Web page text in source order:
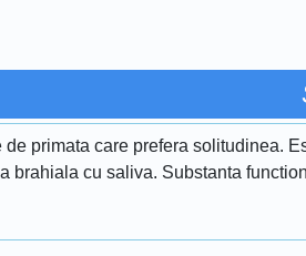
de primata care prefera solitudinea.
brahiala cu saliva. Substanta